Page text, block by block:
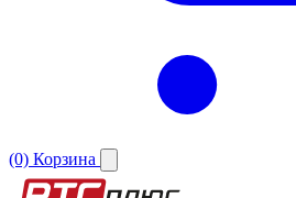
(0) Корзина